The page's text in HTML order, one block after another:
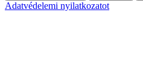
Adatvédelemi nyilatkozatot